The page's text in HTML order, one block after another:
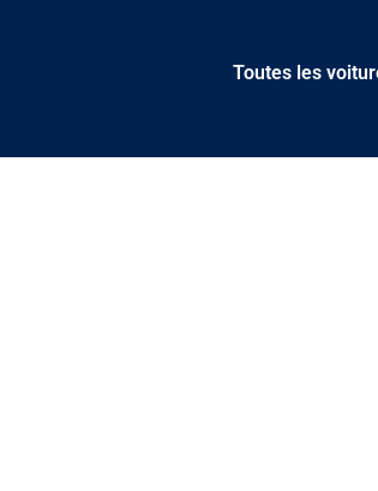
Toutes les